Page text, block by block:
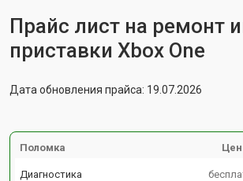
Прайс лист на ремонт
приставки Xbox One
Дата обновления прайса: 19.07.2026
Поломка
Диагностика